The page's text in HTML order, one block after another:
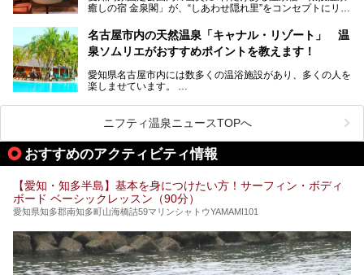
癒しの宿 金泉閣」が、“しあわせ隠れ里”をコンセプトにリニ
天然ラドン温泉が堪能できるお風呂や、新設・改装された客
室、地元の食材と温泉水で作られたお料理……。
ご紹介します。
名古屋市内の天然温泉「キャナル・リゾート」 温
泉ソムリエがおすすめポイントを教えます！
愛知県名古屋市内には数多くの温浴施設があり、多くの人を
楽しませています。
ムリエの目線で紹介していきます！
名古屋市内にはスーパー銭湯や日帰り温泉が多く、「どこに
行こうかな？」と悩んでしまう方も多いと思います。
ぜひこの記事を参考にして「キャナル・リゾート」に出かけ
てみるのはいかがでしょうか？
ニフティ温泉ニュースTOPへ
おすすめのアクティビティ情報
【愛知・知多半島】基本を身につけたい方！サーフィン・ボディ
ボード ベーシックレッスン（90分）
愛知県知多郡南知多町山海橋詰59マリンシャトウYAMAMI101